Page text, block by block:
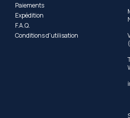
Paiements
Expédition
F.A.Q.
Conditions d'utilisation